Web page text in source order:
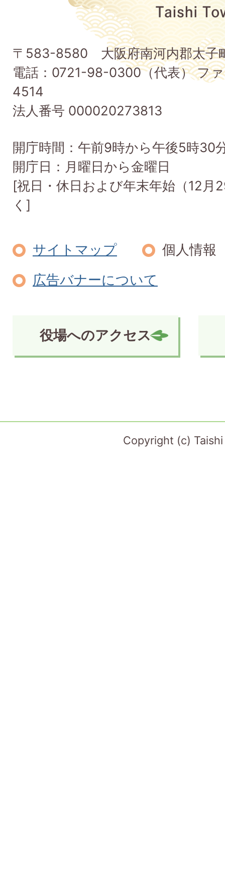
町
Taishi
Town
〒583-8580 大阪府南河内郡太子
電話：0721-98-0300（代表） フ
4514
法人番号 000020273813
開庁時間：午前9時から午後5時30
開庁日：月曜日から金曜日
[祝日・休日および年末年始（12月
く]
サイトマップ
個人情報
広告バナーについて
役場へのアクセス
Copyright (c)